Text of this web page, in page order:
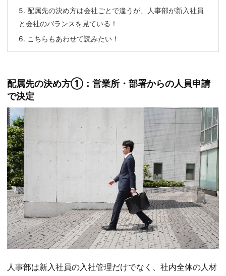
5. 配属先の決め方は会社ごとで違うが、人事部が新入社員
と会社のバランスを見ている！
6. こちらもあわせて読みたい！
配属先の決め方①：営業所・部署からの人員申請
で決定
人事部は新入社員の入社管理だけでなく、社内全体の人材